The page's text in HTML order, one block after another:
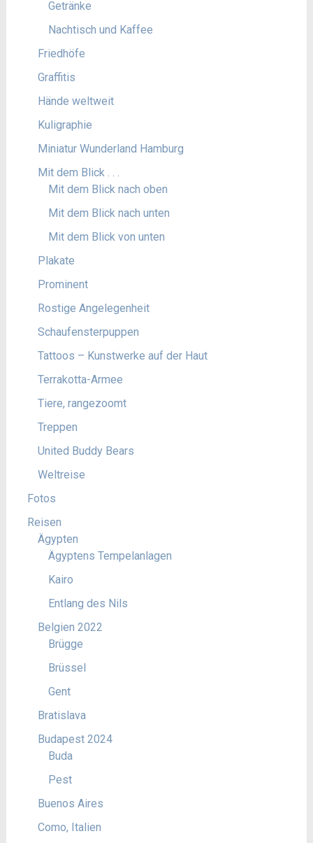
Getränke
Nachtisch und Kaffee
Friedhöfe
Graffitis
Hände weltweit
Kuligraphie
Miniatur Wunderland Hamburg
Mit dem Blick . . .
Mit dem Blick nach oben
Mit dem Blick nach unten
Mit dem Blick von unten
Plakate
Prominent
Rostige Angelegenheit
Schaufensterpuppen
Tattoos – Kunstwerke auf der Haut
Terrakotta-Armee
Tiere, rangezoomt
Treppen
United Buddy Bears
Weltreise
Fotos
Reisen
Ägypten
Ägyptens Tempelanlagen
Kairo
Entlang des Nils
Belgien 2022
Brügge
Brüssel
Gent
Bratislava
Budapest 2024
Buda
Pest
Buenos Aires
Como, Italien